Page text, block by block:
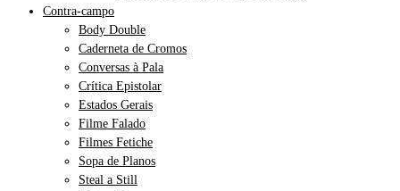
Contra-campo
Body Double
Caderneta de Cromos
Conversas à Pala
Crítica Epistolar
Estados Gerais
Filme Falado
Filmes Fetiche
Sopa de Planos
Steal a Still